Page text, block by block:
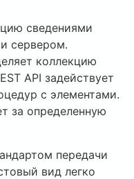
сведениями
сервером.
коллекцию
API задействует
с элементами.
за определенную
передачи
вид легко